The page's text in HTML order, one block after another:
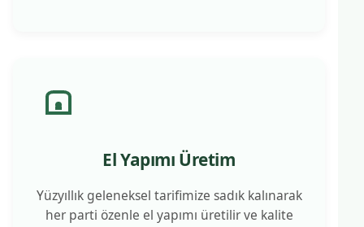
El Yapımı Üretim
Yüzyıllık geleneksel tarifimize sadık kalınarak
her parti özenle el yapımı üretilir ve kalite